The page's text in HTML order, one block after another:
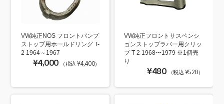
VW純正NOS フロントバンプ
ストップ用ホールドリング T-
2 1964～1967
¥4,000 （税込 ¥4,400）
VW純正フロントサスペンシ
ョンストップラバー用クリッ
プ T-2 1968〜1979 ※1個売
り
¥480 （税込 ¥528）